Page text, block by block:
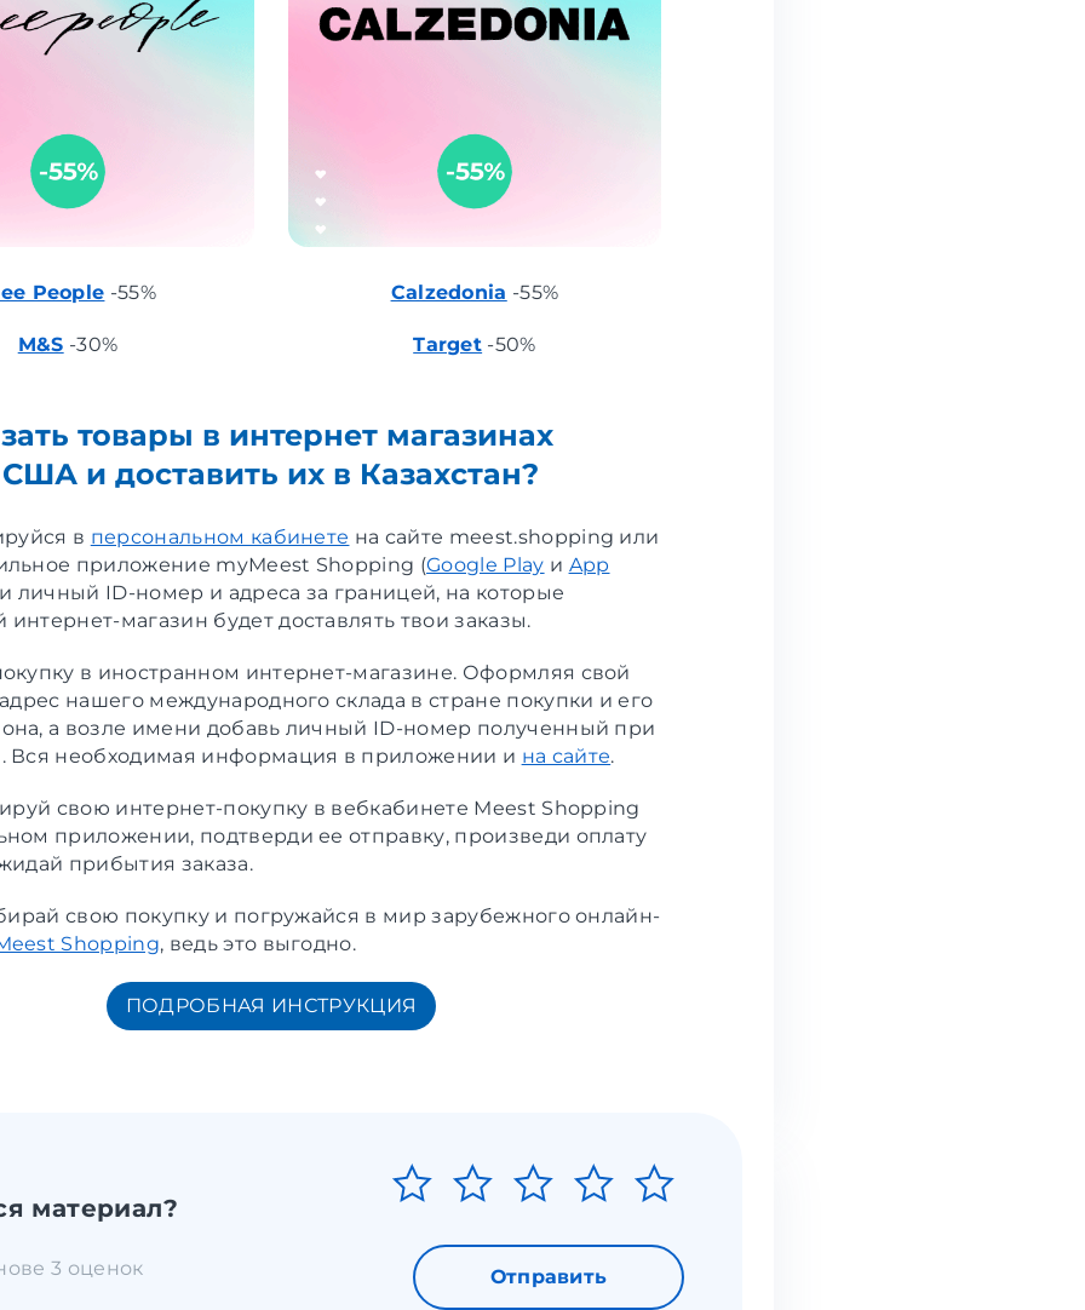
People -55%
M&S -30%
Calzedonia -55%
Target -50%
товары в интернет магазинах
и доставить их в Казахстан?
в персональном кабинете на сайте meest.shopping или
приложение myMeest Shopping (Google Play и App
личный ID-номер и адреса за границей, на которые
магазин будет доставлять твои заказы.
в иностранном интернет-магазине. Оформляя свой
нашего международного склада в стране покупки и его
а возле имени добавь личный ID-номер полученный при
Вся необходимая информация в приложении и на сайте.
свою интернет-покупку в вебкабинете Meest Shopping
приложении, подтверди ее отправку, произведи оплату
прибытия заказа.
свою покупку и погружайся в мир зарубежного онлайн-
Shopping, ведь это выгодно.
ПОДРОБНАЯ ИНСТРУКЦИЯ
материал?
3 оценок Отправить